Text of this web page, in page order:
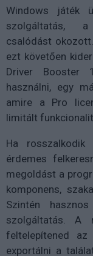
Windows játék
szolgáltatás, a
csalódást
ezt követően
Driver Booster
használni, egy
amire a Pro
limitált
Ha rosszalkodik
érdemes
megoldást a
komponens,
Szintén
szolgáltatás. A
feltelepítened
exportálni a